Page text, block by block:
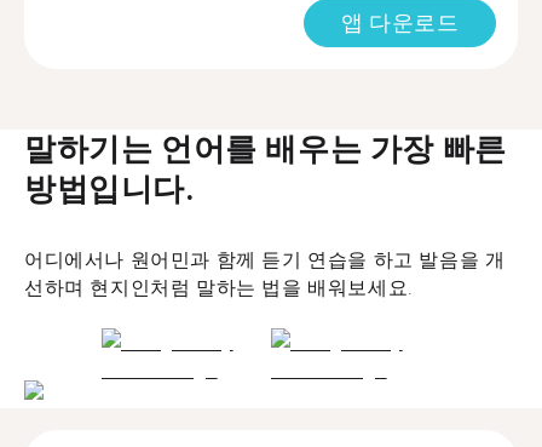
앱 다운로드
말하기는 언어를 배우는 가장 빠른
방법입니다.
어디에서나 원어민과 함께 듣기 연습을 하고 발음을 개
선하며 현지인처럼 말하는 법을 배워보세요.